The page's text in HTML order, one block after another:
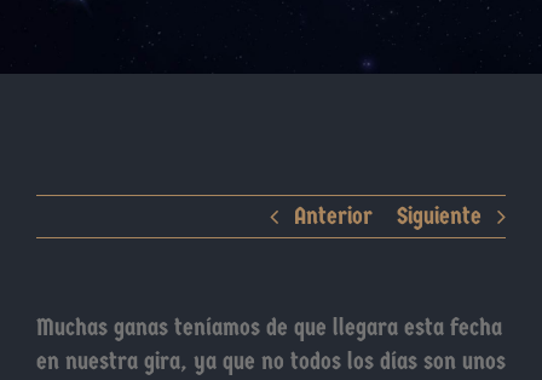
Anterior Siguiente
Muchas ganas teníamos de que llegara esta fecha
en nuestra gira, ya que no todos los días son unos